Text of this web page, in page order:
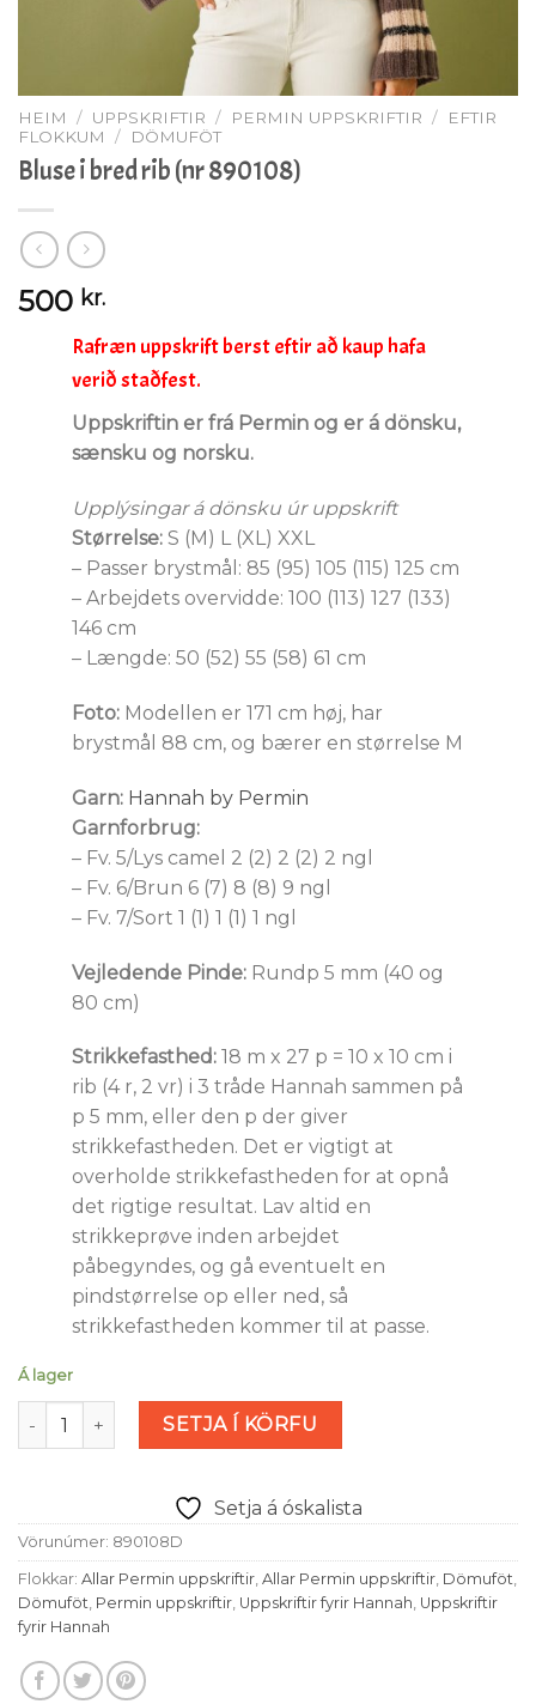
HEIM / UPPSKRIFTIR / PERMIN UPPSKRIFTIR /
EFTIR
FLOKKUM
/ DÖMUFÖT
Bluse i bred rib (nr 890108)
500 kr.
Rafræn uppskrift berst eftir að kaup hafa
verið staðfest.
Uppskriftin er frá Permin og er á dönsku,
sænsku og norsku.
Upplýsingar á dönsku úr uppskrift
Størrelse: S (M) L (XL) XXL
– Passer brystmål: 85 (95) 105 (115) 125 cm
– Arbejdets overvidde: 100 (113) 127 (133)
146 cm
– Længde: 50 (52) 55 (58) 61 cm
Foto: Modellen er 171 cm høj, har
brystmål 88 cm, og bærer en størrelse M
Garn: Hannah by Permin
Garnforbrug:
– Fv. 5/Lys camel 2 (2) 2 (2) 2 ngl
– Fv. 6/Brun 6 (7) 8 (8) 9 ngl
– Fv. 7/Sort 1 (1) 1 (1) 1 ngl
Vejledende Pinde: Rundp 5 mm (40 og
80 cm)
Strikkefasthed: 18 m x 27 p = 10 x 10 cm i
rib (4 r, 2 vr) i 3 tråde Hannah sammen på
p 5 mm, eller den p der giver
strikkefastheden. Det er vigtigt at
overholde strikkefastheden for at opnå
det rigtige resultat. Lav altid en
strikkeprøve inden arbejdet
påbegyndes, og gå eventuelt en
pindstørrelse op eller ned, så
strikkefastheden kommer til at passe.
Á lager
Bluse i bred rib (nr 890108) magn
SETJA Í KÖRFU
Setja á óskalista
Vörunúmer: 890108D
Flokkar: Allar Permin uppskriftir Allar Permin uppskriftir Dömuföt
Dömuföt Permin uppskriftir Uppskriftir fyrir Hannah Uppskriftir
fyrir Hannah